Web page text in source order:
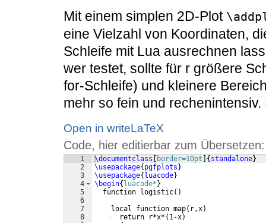
Mit einem simplen 2D-Plot
eine Vielzahl von Koordinaten,
Schleife mit Lua ausrechnen
wer testet, sollte für r größere
for-Schleife) und kleinere
mehr so fein und
Open in writeLaTeX
Code, hier editierbar zum Übersetzen:
1
2
3
4
5
6
7
8
\documentclass border=10pt { standalone}
\usepackage{ pgfplots }
\usepackage{ luacode}
\begin{ luacode* }
  function logistic
( )
    local function map
( r,x)
  return r*x*
( 1-x)